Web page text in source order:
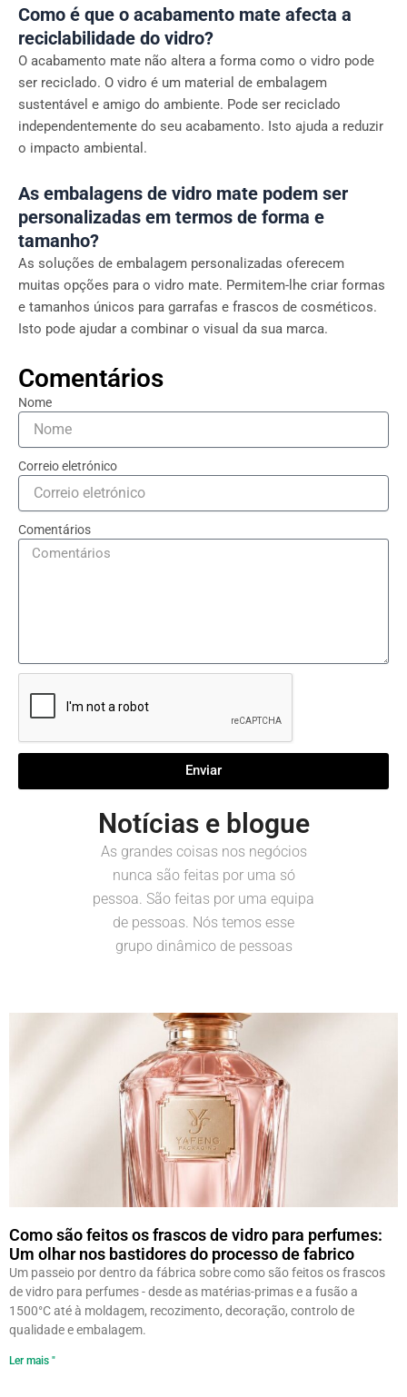
Como é que o acabamento mate afecta a
reciclabilidade do vidro?
O acabamento mate não altera a forma como o vidro pode
ser reciclado. O vidro é um material de embalagem
sustentável e amigo do ambiente. Pode ser reciclado
independentemente do seu acabamento. Isto ajuda a reduzir
o impacto ambiental.
As embalagens de vidro mate podem ser
personalizadas em termos de forma e
tamanho?
As soluções de embalagem personalizadas oferecem
muitas opções para o vidro mate. Permitem-lhe criar formas
e tamanhos únicos para garrafas e frascos de cosméticos.
Isto pode ajudar a combinar o visual da sua marca.
Comentários
Nome
Correio eletrónico
Comentários
Enviar
Notícias e blogue
As grandes coisas nos negócios
nunca são feitas por uma só
pessoa. São feitas por uma equipa
de pessoas. Nós temos esse
grupo dinâmico de pessoas
Como são feitos os frascos de vidro para perfumes:
Um olhar nos bastidores do processo de fabrico
Um passeio por dentro da fábrica sobre como são feitos os frascos
de vidro para perfumes - desde as matérias-primas e a fusão a
1500°C até à moldagem, recozimento, decoração, controlo de
qualidade e embalagem.
Ler mais "